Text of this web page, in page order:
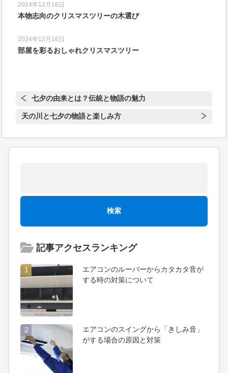
2024年12月16日
本物志向のクリスマスツリーの木選び
2024年12月16日
部屋を彩るおしゃれクリスマスツリー
七夕の由来とは？伝統と物語の魅力
天の川と七夕の物語と楽しみ方
記事アクセスランキング
1
エアコンのルーバーからカタカタ音が
する時の対策について
2
エアコンのスイングから「きしみ音」
がする場合の原因と対策